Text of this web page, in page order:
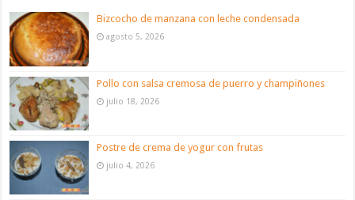
Bizcocho de manzana con leche condensada
agosto 5, 2026
Pollo con salsa cremosa de puerro y champiñones
julio 18, 2026
Postre de crema de yogur con frutas
julio 4, 2026